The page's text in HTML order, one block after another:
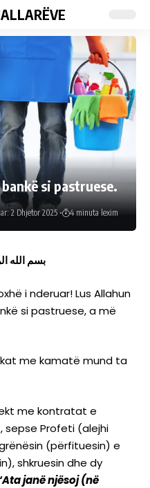
si pastruese.
2 Dhjetor 2025 4 minuta lexim
بسم الله
i nderuar! Lus Allahun
si pastruese, a më
me kamatë mund ta
me kontratat e
sepse Profeti (alejhi
(përfituesin) e
shkruesin dhe dy
janë njësoj (në